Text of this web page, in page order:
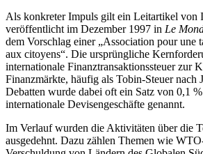
Als konkreter Impuls gilt ein Leitartikel von
veröffentlicht im Dezember 1997 in Le
dem Vorschlag einer „Association pour une
aux citoyens“. Die ursprüngliche
internationale Finanztransaktionssteuer zur
Finanzmärkte, häufig als Tobin-Steuer nach
Debatten wurde dabei oft ein Satz von 0,1
internationale Devisengeschäfte genannt.
Im Verlauf wurden die Aktivitäten über die
ausgedehnt. Dazu zählen Themen wie